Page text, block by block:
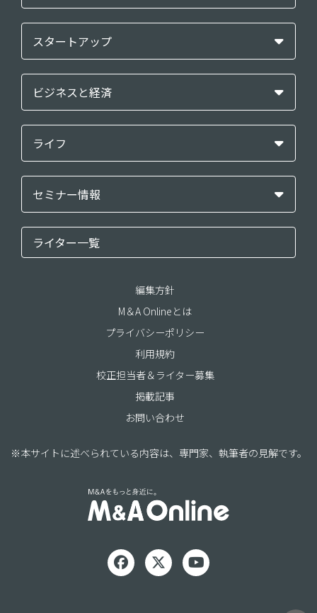
スタートアップ
ビジネスと経済
ライフ
セミナー情報
ライター一覧
編集方針
M＆A Onlineとは
プライバシーポリシー
利用規約
校正担当者＆ライター募集
掲載記事
お問い合わせ
※本サイトに述べられている内容は、専門家、執筆者の見解です。